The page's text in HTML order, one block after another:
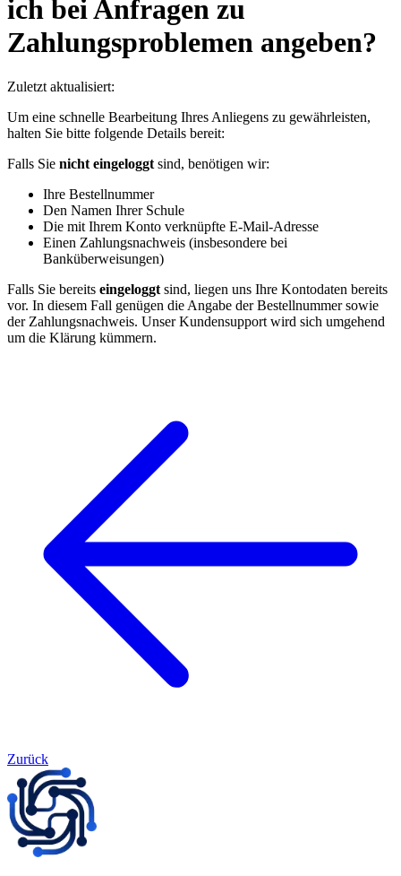
ich bei Anfragen zu
Zahlungsproblemen angeben?
Zuletzt aktualisiert:
Um eine schnelle Bearbeitung Ihres Anliegens zu gewährleisten,
halten Sie bitte folgende Details bereit:
Falls Sie nicht eingeloggt sind, benötigen wir:
Ihre Bestellnummer
Den Namen Ihrer Schule
Die mit Ihrem Konto verknüpfte E-Mail-Adresse
Einen Zahlungsnachweis (insbesondere bei
Banküberweisungen)
Falls Sie bereits eingeloggt sind, liegen uns Ihre Kontodaten bereits
vor. In diesem Fall genügen die Angabe der Bestellnummer sowie
der Zahlungsnachweis. Unser Kundensupport wird sich umgehend
um die Klärung kümmern.
Zurück